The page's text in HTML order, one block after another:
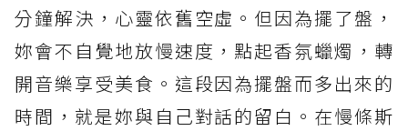
分鐘解決，心靈依舊空虛。但因為擺了盤，
妳會不自覺地放慢速度，點起香氛蠟燭，轉
開音樂享受美食。這段因為擺盤而多出來的
時間，就是妳與自己對話的留白。在慢條斯